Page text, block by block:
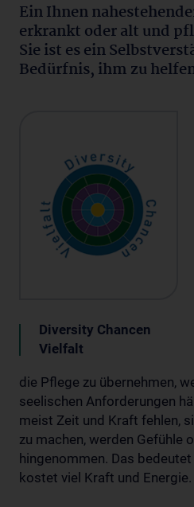
Ein Ihnen
erkrankt oder alt und
Sie ist es ein
Bedürfnis, ihm zu
Diversity Chancen
Vielfalt
die Pflege zu übernehmen,
seelischen Anforderungen
meist Zeit und Kraft fehlen,
zu machen, werden Gefühle
hingenommen. Das
kostet viel Kraft und Energie.